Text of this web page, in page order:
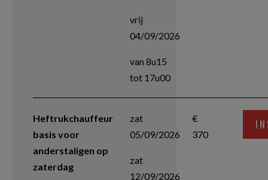
vrij
04/09/2026
van 8u15
tot 17u00
Heftrukchauffeur
basis voor
anderstaligen op
zaterdag
zat
05/09/2026
zat
12/09/2026
€
370